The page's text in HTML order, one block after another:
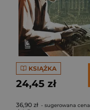
KSIĄŻKA
24,45 zł
36,90 zł - sugerowana cena